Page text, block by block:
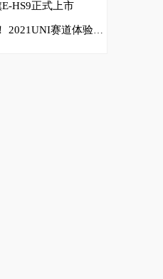
HS9正式上市
赛道体验日即将火爆开启